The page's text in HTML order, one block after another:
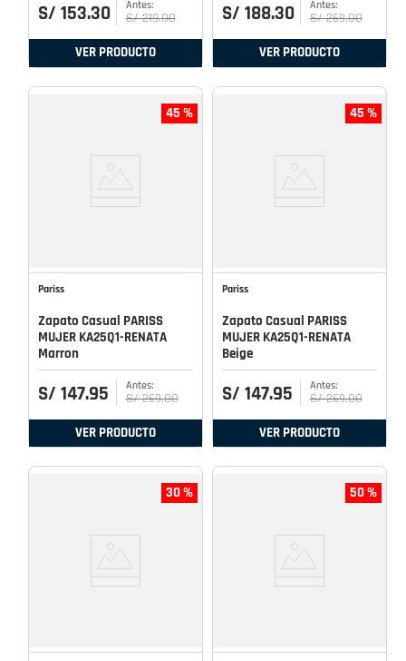
S/ 153.30 S/ 219.00
VER PRODUCTO
S/ 188.30 S/ 269.00
VER PRODUCTO
45 %
Pariss
Zapato Casual PARISS
MUJER KA25Q1-RENATA
Marron
S/ 147.95 S/ 269.00
VER PRODUCTO
45 %
Pariss
Zapato Casual PARISS
MUJER KA25Q1-RENATA
Beige
S/ 147.95 S/ 269.00
VER PRODUCTO
30 % 50 %